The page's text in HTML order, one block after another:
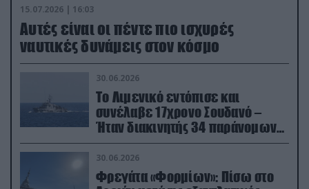
15.07.2026 | 16:03
Aυτές είναι οι πέντε πιο ισχυρές
ναυτικές δυνάμεις στον κόσμο
30.06.2026
Το Λιμενικό εντόπισε και
συνέλαβε 17χρονο Σουδανό –
Ήταν διακινητής 34 παράνομων
μεταναστών
30.06.2026
Φρεγάτα «Φορμίων»: Πίσω στο